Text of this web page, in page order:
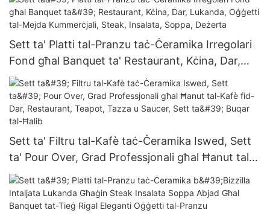
Kummerċjali li Jintużaw mill-Ġdid
Sett ta' Platti tal-Pranzu taċ-Ċeramika Irregolari
Fond għal Banquet ta' Restaurant, Kċina, Dar,
Lukanda, Oġġetti tal-Mejda Kummerċjali, Steak,
Insalata, Soppa, Deżerta
Sett ta' Filtru tal-Kafè taċ-Ċeramika Iswed, Sett
ta' Pour Over, Grad Professjonali għal Ħanut tal-
Kafè fid-Dar, Restaurant, Teapot, Tazza u
Saucer, Sett ta' Buqar tal-Ħalib